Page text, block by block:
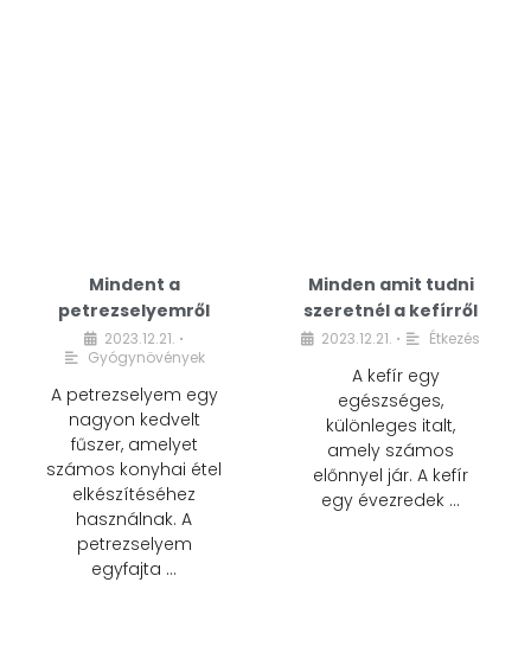
Mindent a
petrezselyemről
2023.12.21. •
Gyógynövények
A petrezselyem egy
nagyon kedvelt
fűszer, amelyet
számos konyhai étel
elkészítéséhez
használnak. A
petrezselyem
egyfajta …
Minden amit tudni
szeretnél a kefírről
2023.12.21. • Étkezés
A kefír egy
egészséges,
különleges italt,
amely számos
előnnyel jár. A kefír
egy évezredek …